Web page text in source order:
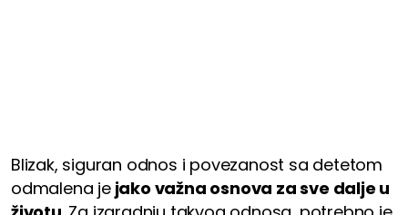
Blizak, siguran odnos i povezanost sa detetom
odmalena jejako važna osnova za sve dalje u